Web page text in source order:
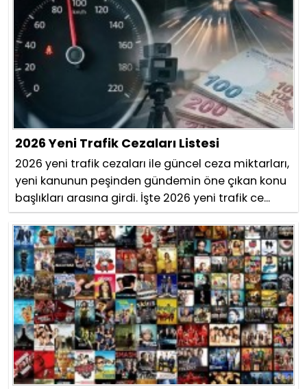
2026 Yeni Trafik Cezaları Listesi
2026 yeni trafik cezaları ile güncel ceza miktarları,
yeni kanunun peşinden gündemin öne çıkan konu
başlıkları arasına girdi. İşte 2026 yeni trafik ce...